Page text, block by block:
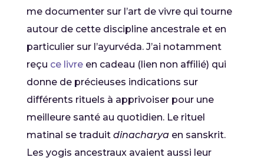
me documenter sur l’art de vivre qui tourne
autour de cette discipline ancestrale et en
particulier sur l’ayurvéda. J’ai notamment
reçu ce livreen cadeau (lien non affilié) qui
donne de précieuses indications sur
différents rituels à apprivoiser pour une
meilleure santé au quotidien. Le rituel
matinal se traduit dinacharyaen sanskrit.
Les yogis ancestraux avaient aussi leur